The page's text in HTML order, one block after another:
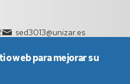
sed3013@unizar.es
web para mejorar su